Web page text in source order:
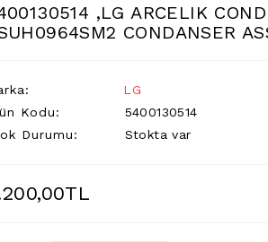
,LG ARCELIK
CONDANSER
LG
Kodu:
5400130514
Durumu:
Stokta var